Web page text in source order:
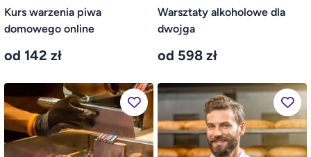
Kurs warzenia piwa
domowego online
od 142 zł
Warsztaty alkoholowe dla
dwojga
od 598 zł